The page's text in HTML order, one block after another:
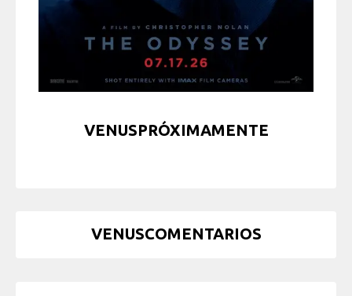
VENUSPRÓXIMAMENTE
VENUSCOMENTARIOS